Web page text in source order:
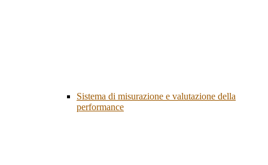
Sistema di misurazione e valutazione della
performance